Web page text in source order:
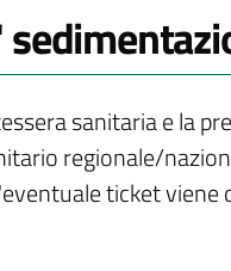
sanitaria e la
regionale/
ticket